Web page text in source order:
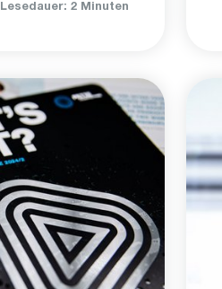
Lesedauer: 2 Minuten